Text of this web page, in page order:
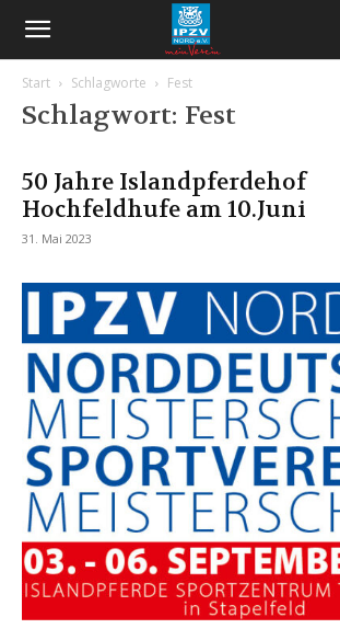
Start Schlagworte Fest
Schlagwort: Fest
50 Jahre Islandpferdehof
Hochfeldhufe am 10.Juni
31. Mai 2023